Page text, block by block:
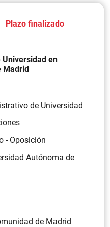
Plazo finalizado
en
Madrid
de Universidad
- Oposición
Autónoma de
de Madrid